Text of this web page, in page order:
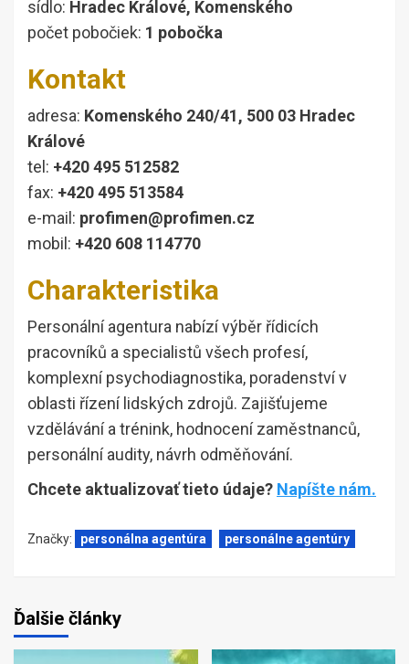
sídlo: Hradec Králové, Komenského
počet pobočiek: 1 pobočka
Kontakt
adresa: Komenského 240/41, 500 03 Hradec
Králové
tel: +420 495 512582
fax: +420 495 513584
e-mail: profimen@profimen.cz
mobil: +420 608 114770
Charakteristika
Personální agentura nabízí výběr řídicích
pracovníků a specialistů všech profesí,
komplexní psychodiagnostika, poradenství v
oblasti řízení lidských zdrojů. Zajišťujeme
vzdělávání a trénink, hodnocení zaměstnanců,
personální audity, návrh odměňování.
Chcete aktualizovať tieto údaje? Napíšte nám.
Značky: personálna agentúra personálne agentúry
Ďalšie články